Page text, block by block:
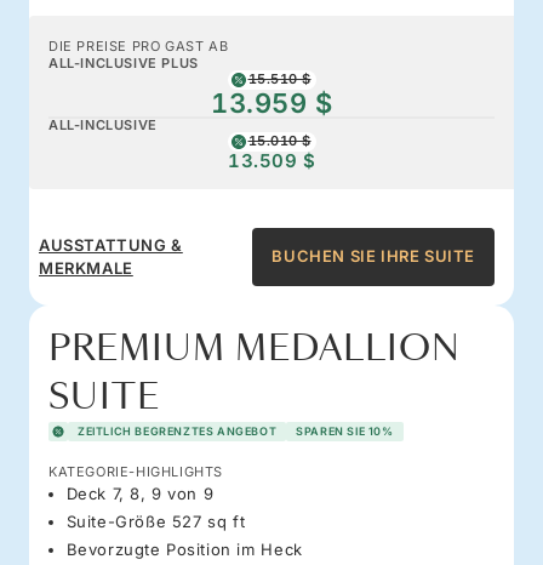
DIE PREISE PRO GAST AB
ALL-INCLUSIVE PLUS
15.510 $
13.959 $
ALL-INCLUSIVE
15.010 $
13.509 $
AUSSTATTUNG &
MERKMALE
BUCHEN SIE IHRE SUITE
PREMIUM MEDALLION
SUITE
ZEITLICH BEGRENZTES ANGEBOT SPAREN SIE 10%
KATEGORIE-HIGHLIGHTS
Deck 7, 8, 9 von 9
Suite-Größe 527 sq ft
Bevorzugte Position im Heck